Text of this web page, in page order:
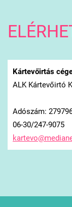
Kártevőirtás
ALK Kártevőirtó
Adószám:
06-30/247-9075
kartevo@